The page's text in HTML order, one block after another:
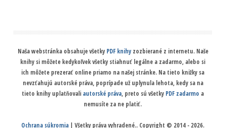
Naša webstránka obsahuje všetky PDF knihyzozbierané z internetu. Naše
knihy si môžete kedykoľvek všetky stiahnuť legálne a zadarmo, alebo si
ich môžete prezerať online priamo na našej stránke. Na tieto knižky sa
nevzťahujú autorské práva, poprípade už uplynula lehota, kedy sa na
tieto knihy uplatňovali autorské práva, preto sú všetky PDF zadarmo a
nemusíte za ne platiť.
Ochrana súkromia | Všetky práva vyhradené.. Copyright © 2014 - 2026.